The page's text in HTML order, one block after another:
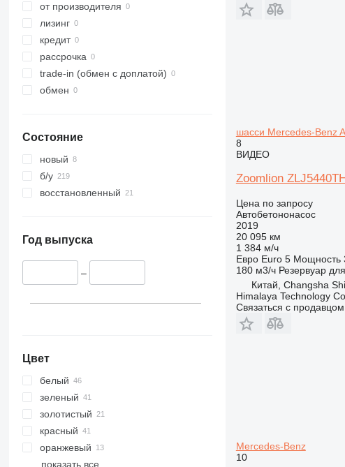
от производителя
лизинг
кредит
рассрочка
trade-in (обмен с доплатой)
обмен
Состояние
новый
б/у
восстановленный
Год выпуска
–
Цвет
белый
зеленый
золотистый
красный
оранжевый
показать все
шасси Mercedes-Benz
8
ВИДЕО
Zoomlion
Цена по запросу
Автобетононасос
2019
20 095 км
1 384 м/ч
Евро Euro 5 Мощность
180 м3/ч Резервуар
Китай, Changsha Shi
Himalaya Technology
Связаться с продавцом
Mercedes-Benz
10